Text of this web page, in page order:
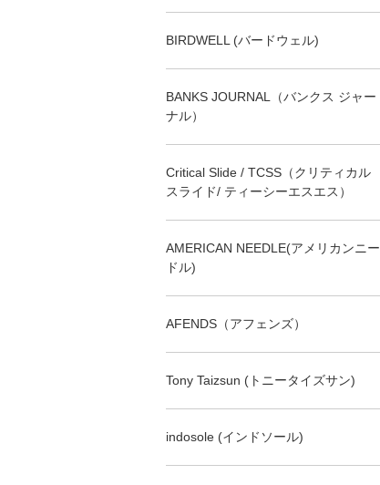
BIRDWELL (バードウェル)
BANKS JOURNAL（バンクス ジャー
ナル）
Critical Slide / TCSS（クリティカル
スライド/ ティーシーエスエス）
AMERICAN NEEDLE(アメリカンニー
ドル)
AFENDS（アフェンズ）
Tony Taizsun (トニータイズサン)
indosole (インドソール)